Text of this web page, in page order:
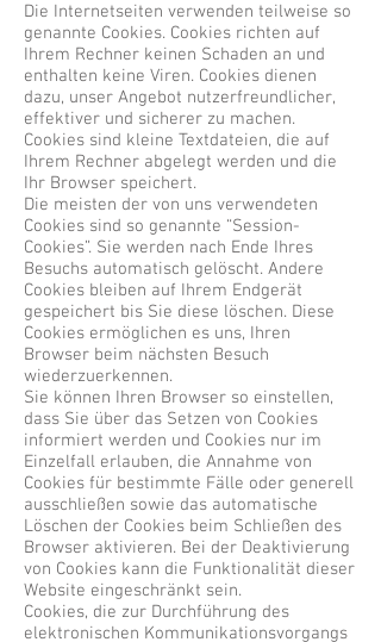
Die Internetseiten verwenden teilweise so
genannte Cookies. Cookies richten auf
Ihrem Rechner keinen Schaden an und
enthalten keine Viren. Cookies dienen
dazu, unser Angebot nutzerfreundlicher,
effektiver und sicherer zu machen.
Cookies sind kleine Textdateien, die auf
Ihrem Rechner abgelegt werden und die
Ihr Browser speichert.
Die meisten der von uns verwendeten
Cookies sind so genannte “Session-
Cookies”. Sie werden nach Ende Ihres
Besuchs automatisch gelöscht. Andere
Cookies bleiben auf Ihrem Endgerät
gespeichert bis Sie diese löschen. Diese
Cookies ermöglichen es uns, Ihren
Browser beim nächsten Besuch
wiederzuerkennen.
Sie können Ihren Browser so einstellen,
dass Sie über das Setzen von Cookies
informiert werden und Cookies nur im
Einzelfall erlauben, die Annahme von
Cookies für bestimmte Fälle oder generell
ausschließen sowie das automatische
Löschen der Cookies beim Schließen des
Browser aktivieren. Bei der Deaktivierung
von Cookies kann die Funktionalität dieser
Website eingeschränkt sein.
Cookies, die zur Durchführung des
elektronischen Kommunikationsvorgangs